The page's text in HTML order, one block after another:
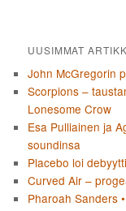
UUSIMMAT
John McGregorin
Scorpions –
Lonesome Crow
Esa Pulliainen ja
soundinsa
Placebo loi
Curved Air –
Pharoah Sanders